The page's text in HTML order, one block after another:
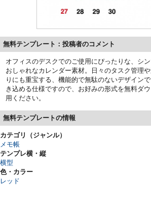
無料テンプレート：投稿者のコメント
オフィスのデスクでのご使用にぴったりな、シ
おしゃれなカレンダー素材。日々のタスク管理
りにも重宝する、機能的で無駄のないデザイン
き込める仕様ですので、お好みの形式を無料ダ
用ください。
無料テンプレートの情報
カテゴリ（ジャンル）
メモ帳
テンプレ横・縦
横型
色・カラー
レッド